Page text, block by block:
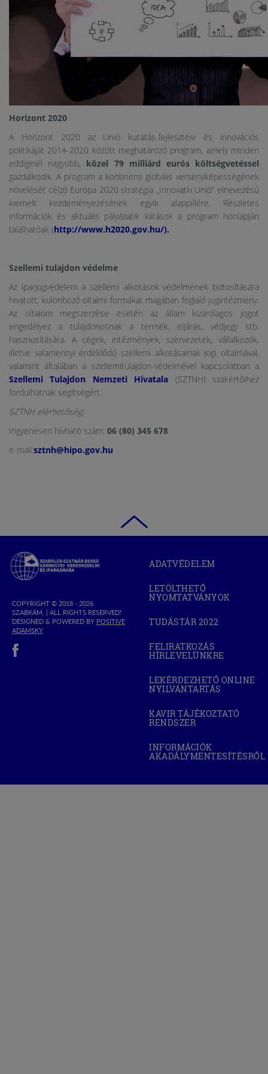
Horizont 2020
A Horizont 2020 az Unió kutatás-fejlesztési és innovációs
politikáját 2014-2020 között meghatározó program, amely minden
eddiginél nagyobb, közel 79 milliárd eurós költségvetéssel
gazdálkodik. A program a kontinens globális versenyképességének
növelését célzó Európa 2020 stratégia „Innovatív Unió” elnevezésű
kiemelt kezdeményezésének egyik alappillére. Részletes
információk és aktuális pályázatik kiírások a program honlapján
találhatóak (http://www.h2020.gov.hu/).
Szellemi tulajdon védelme
Az iparjogvédelem a szellemi alkotások védelmének biztosítására
hivatott, különböző oltalmi formákat magában foglaló jogintézmény.
Az oltalom megszerzése esetén az állam kizárólagos jogot
engedélyez a tulajdonosnak a termék, eljárás, védjegy stb.
hasznosítására. A cégek, intézmények, szervezetek, vállalkozók,
illetve valamennyi érdeklődő szellemi alkotásainak jogi oltalmával,
valamint általában a szellemitulajdon-védelmével kapcsolatban a
Szellemi Tulajdon Nemzeti Hivatala (SZTNH) szakértőihez
fordulhatnak segítségért.
SZTNH elérhetőség:
Ingyenesen hívható szám: 06 (80) 345 678
e-mail:sztnh@hipo.gov.hu
Szabolcs-
Szatmár-
Bereg
Kereskedelmi
és
Iparkamara
COPYRIGHT © 2018 - 2026
SZABKAM. | ALL RIGHTS RESERVED!
DESIGNED & POWERED BY POSITIVE
ADAMSKY(OPEN
ADATVÉDELEM
LETÖLTHETŐ
NYOMTATVÁNYOK
TUDÁSTÁR 2022
WINDOW)
FELIRATKOZÁS
HÍRLEVELÜNKRE
LEKÉRDEZHETŐ ONLINE
NYILVÁNTARTÁS
NEW
WINDOW)
KAVIR TÁJÉKOZTATÓ
RENDSZER(OPEN
NEW
WINDOW)
INFORMÁCIÓK
AKADÁLYMENTESÍTÉSRŐL